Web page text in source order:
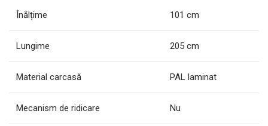
Înălțime 101 cm
Lungime 205 cm
Material carcasă PAL laminat
Mecanism de ridicare Nu